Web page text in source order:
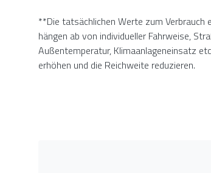
**Die tatsächlichen Werte zum Verbrauch
hängen ab von individueller Fahrweise,
Außentemperatur, Klimaanlageneinsatz
erhöhen und die Reichweite reduzieren.